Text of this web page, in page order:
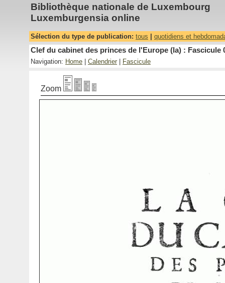
Bibliothèque nationale de Luxembourg
Luxemburgensia online
Sélection du type de publication: tous quotidiens et
Clef du cabinet des princes de l'Europe (la) : Fascicule
Navigation: Home Calendrier Fascicule
Zoom